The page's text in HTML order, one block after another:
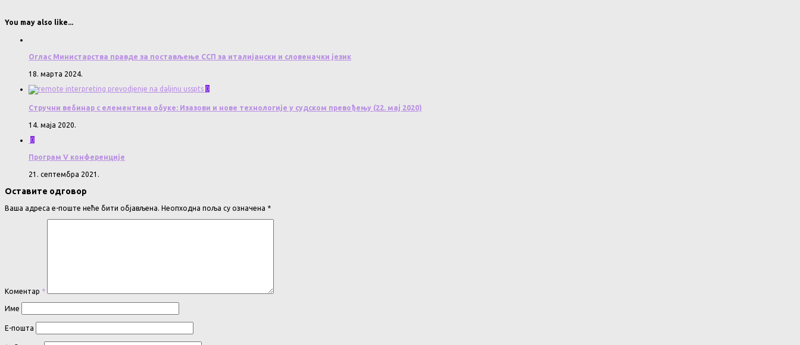
You may also like...
Оглас Министарства правде за постављење ССП за италијански и словеначки језик
18. марта 2024.
0
Стручни вебинар с елементима обуке: Изазови и нове технологије у судском превођењу (22. мај 2020)
14. маја 2020.
0
Програм V конференције
21. септембра 2021.
Оставите одговор
Ваша адреса е-поште неће бити објављена. Неопходна поља су означена *
Коментар *
Име
Е-пошта